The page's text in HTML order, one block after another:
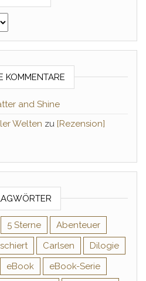
KOMMENTARE
and Shine
Welten zu [Rezension]
5 Sterne
Abenteuer
Carlsen
Dilogie
eBook
eBook-Serie